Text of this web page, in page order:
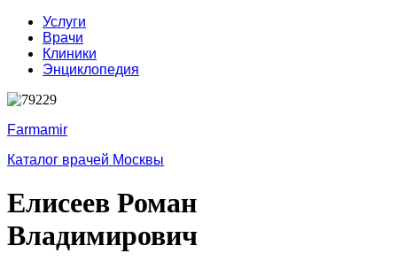
Услуги
Врачи
Клиники
Энциклопедия
Farmamir
Каталог врачей Москвы
Елисеев Роман
Владимирович